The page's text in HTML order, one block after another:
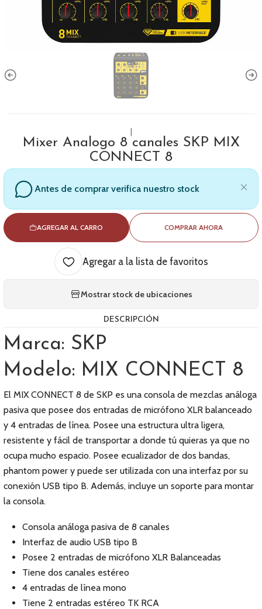
Mixer Analogo 8 canales SKP MIX
CONNECT 8
Antes de comprar verifica nuestro stock
AGREGAR AL CARRO COMPRAR AHORA
Agregar a la lista de favoritos
Mostrar stock de ubicaciones
DESCRIPCIÓN
Marca: SKP
Modelo: MIX CONNECT 8
El MIX CONNECT 8 de SKP es una consola de mezclas análoga
pasiva que posee dos entradas de micrófono XLR balanceado
y 4 entradas de línea. Posee una estructura ultra ligera,
resistente y fácil de transportar a donde tú quieras ya que no
ocupa mucho espacio. Posee ecualizador de dos bandas,
phantom power y puede ser utilizada con una interfaz por su
conexión USB tipo B. Además, incluye un soporte para montar
la consola.
Consola análoga pasiva de 8 canales
Interfaz de audio USB tipo B
Posee 2 entradas de micrófono XLR Balanceadas
Tiene dos canales estéreo
4 entradas de línea mono
Tiene 2 entradas estéreo TK RCA